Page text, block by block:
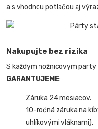
a s vhodnou potlačou aj
Nakupujte bez rizika
S každým nožnicovým
GARANTUJEME:
Záruka 24 mesiacov.
10-ročná záruka na
uhlíkovými vláknami).